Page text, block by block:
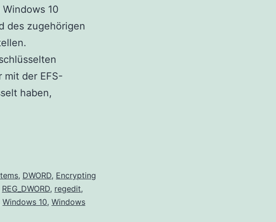
10
des zugehörigen
mit der EFS-
haben,
, DWORD, Encrypting
REG_DWORD, regedit,
Windows 10, Windows